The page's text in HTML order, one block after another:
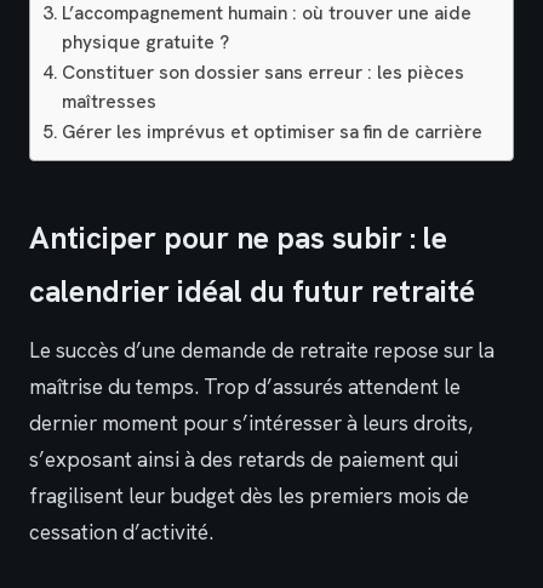
L’accompagnement humain : où trouver une aide
physique gratuite ?
Constituer son dossier sans erreur : les pièces
maîtresses
Gérer les imprévus et optimiser sa fin de carrière
Anticiper pour ne pas subir : le
calendrier idéal du futur retraité
Le succès d’une demande de retraite repose sur la
maîtrise du temps. Trop d’assurés attendent le
dernier moment pour s’intéresser à leurs droits,
s’exposant ainsi à des retards de paiement qui
fragilisent leur budget dès les premiers mois de
cessation d’activité.